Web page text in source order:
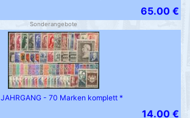
65.00 €
Sonderangebote
JAHRGANG - 70 Marken komplett *
14.00 €